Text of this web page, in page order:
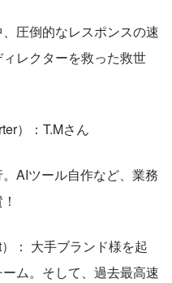
圧倒的なレスポンスの速
レクターを救った救世
）：T.Mさん
AIツール自作など、業務
： 大手ブランド様を起
ム。そして、過去最高速